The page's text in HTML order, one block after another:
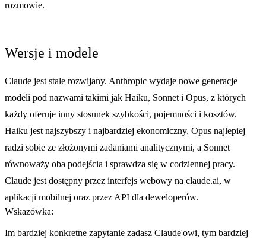
rozmowie.
Wersje i modele
Claude jest stale rozwijany. Anthropic wydaje nowe generacje
modeli pod nazwami takimi jak Haiku, Sonnet i Opus, z których
każdy oferuje inny stosunek szybkości, pojemności i kosztów.
Haiku jest najszybszy i najbardziej ekonomiczny, Opus najlepiej
radzi sobie ze złożonymi zadaniami analitycznymi, a Sonnet
równoważy oba podejścia i sprawdza się w codziennej pracy.
Claude jest dostępny przez interfejs webowy na claude.ai, w
aplikacji mobilnej oraz przez API dla deweloperów.
Wskazówka:
Im bardziej konkretne zapytanie zadasz Claude'owi, tym bardziej